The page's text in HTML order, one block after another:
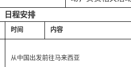
日程安排
时间 内容
从中国出发前往马来西亚